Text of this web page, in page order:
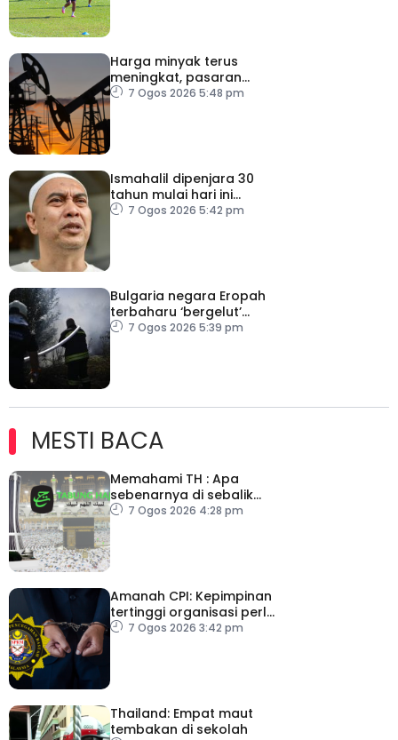
Harga minyak terus
meningkat, pasaran
saham merosot ekoran
7 Ogos 2026 5:48 pm
Ismahalil dipenjara 30
tahun mulai hari ini
kerana edar dadah
7 Ogos 2026 5:42 pm
Bulgaria negara Eropah
terbaharu ‘bergelut’
kebakaran hutan
7 Ogos 2026 5:39 pm
MESTI BACA
Memahami TH : Apa
sebenarnya di sebalik
angka
7 Ogos 2026 4:28 pm
Amanah CPI: Kepimpinan
tertinggi organisasi perlu
pacu reformasi radikal
7 Ogos 2026 3:42 pm
Thailand: Empat maut
tembakan di sekolah